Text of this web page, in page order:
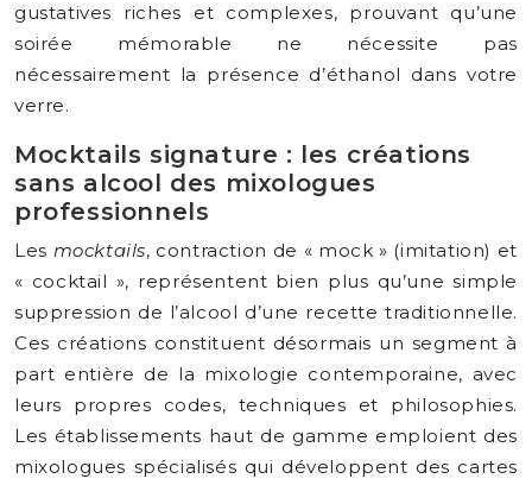
gustatives riches et complexes, prouvant qu’une
soirée mémorable ne nécessite pas
nécessairement la présence d’éthanol dans votre
verre.
Mocktails signature : les créations
sans alcool des mixologues
professionnels
Les mocktails, contraction de « mock » (imitation) et
« cocktail », représentent bien plus qu’une simple
suppression de l’alcool d’une recette traditionnelle.
Ces créations constituent désormais un segment à
part entière de la mixologie contemporaine, avec
leurs propres codes, techniques et philosophies.
Les établissements haut de gamme emploient des
mixologues spécialisés qui développent des cartes